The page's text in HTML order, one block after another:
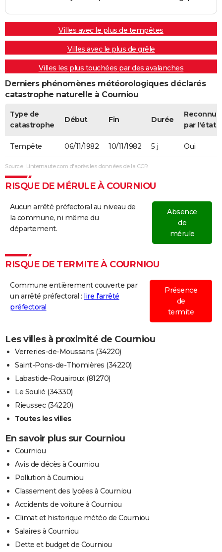
16/09/1979 1 000 0 0
27/07/1979 80 000 0 0
24/07/1979 50 000 0 0
29/02/1976
(travaux)
Villes avec le plus de tempêtes
Villes avec le plus de grêle
Villes les plus touchées par des avalanches
Derniers phénomènes météorologiques déclarés
catastrophe naturelle à Courniou
Type de
catastrophe
Début Fin Durée
Reconnue
par l'état
Tempête 06/11/1982 10/11/1982 5 j Oui
Source : Linternaute.com d'après les données de la CCR
RISQUE DE MÉRULE À COURNIOU
Aucun arrêté préfectoral au niveau de
la commune, ni même du
département.
Absence
de
mérule
RISQUE DE TERMITE À COURNIOU
Commune entièrement couverte par
un arrêté préfectoral : lire l'arrêté
préfectoral
Présence
de
termite
Les villes à proximité de Courniou
Verreries-de-Moussans (34220)
Saint-Pons-de-Thomières (34220)
Labastide-Rouairoux (81270)
Le Soulié (34330)
Rieussec (34220)
Toutes les villes
En savoir plus sur Courniou
Courniou
Avis de décès à Courniou
Pollution à Courniou
Classement des lycées à Courniou
Accidents de voiture à Courniou
Climat et historique météo de Courniou
Salaires à Courniou
Dette et budget de Courniou